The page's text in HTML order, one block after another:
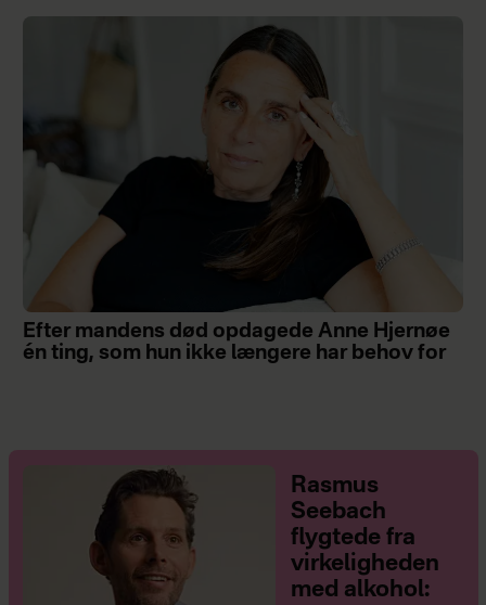
Efter mandens død opdagede Anne Hjernøe
én ting, som hun ikke længere har behov for
Rasmus
Seebach
flygtede fra
virkeligheden
med alkohol: